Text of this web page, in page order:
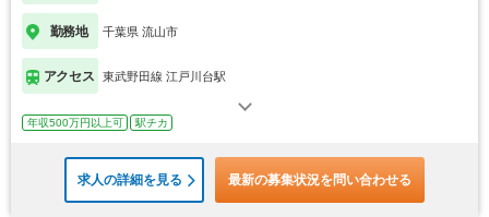
勤務地 千葉県 流山市
アクセス 東武野田線 江戸川台駅
年収500万円以上可 駅チカ
求人の詳細を見る 最新の募集状況を問い合わせる